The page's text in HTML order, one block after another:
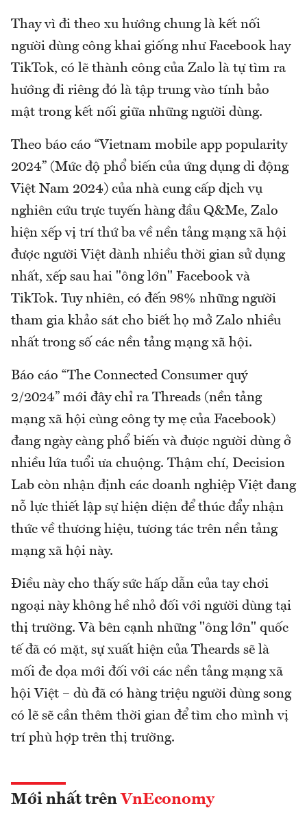
Thay vì đi theo xu hướng chung là kết nối
người dùng công khai giống như Facebook hay
TikTok, có lẽ thành công của Zalo là tự tìm ra
hướng đi riêng đó là tập trung vào tính bảo
mật trong kết nối giữa những người dùng.
Theo báo cáo “Vietnam mobile app popularity
2024” (Mức độ phổ biến của ứng dụng di động
Việt Nam 2024) của nhà cung cấp dịch vụ
nghiên cứu trực tuyến hàng đầu Q&Me, Zalo
hiện xếp vị trí thứ ba về nền tảng mạng xã hội
được người Việt dành nhiều thời gian sử dụng
nhất, xếp sau hai "ông lớn" Facebook và
TikTok. Tuy nhiên, có đến 98% những người
tham gia khảo sát cho biết họ mở Zalo nhiều
nhất trong số các nền tảng mạng xã hội.
Báo cáo “The Connected Consumer quý
2/2024” mới đây chỉ ra Threads (nền tảng
mạng xã hội cùng công ty mẹ của Facebook)
đang ngày càng phổ biến và được người dùng ở
nhiều lứa tuổi ưa chuộng. Thậm chí, Decision
Lab còn nhận định các doanh nghiệp Việt đang
nỗ lực thiết lập sự hiện diện để thúc đẩy nhận
thức về thương hiệu, tương tác trên nền tảng
mạng xã hội này.
Điều này cho thấy sức hấp dẫn của tay chơi
ngoại này không hề nhỏ đối với người dùng tại
thị trường. Và bên cạnh những "ông lớn" quốc
tế đã có mặt, sự xuất hiện của Theards sẽ là
mối đe dọa mới đối với các nền tảng mạng xã
hội Việt – dù đã có hàng triệu người dùng song
có lẽ sẽ cần thêm thời gian để tìm cho mình vị
trí phù hợp trên thị trường.
Mới nhất trên VnEconomy